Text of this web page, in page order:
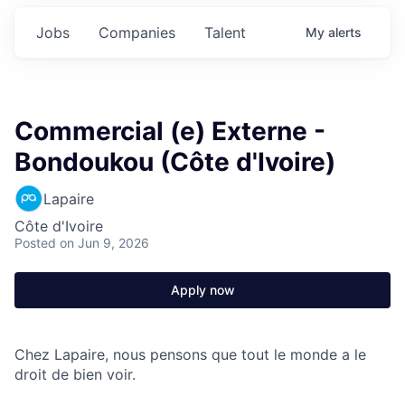
Jobs Companies Talent My alerts
Commercial (e) Externe -
Bondoukou (Côte d'Ivoire)
Lapaire
Côte d'Ivoire
Posted on Jun 9, 2026
Apply now
Chez Lapaire, nous pensons que tout le monde a le
droit de bien voir.